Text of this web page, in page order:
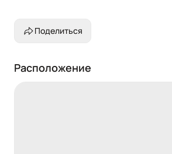
Поделиться
Расположение